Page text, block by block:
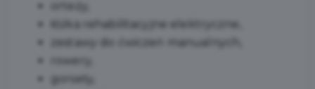
ortezy,
łóżka rehabilitacyjne elektryczne,
zestawy do ćwiczeń manualnych,
rowery,
gorsety,